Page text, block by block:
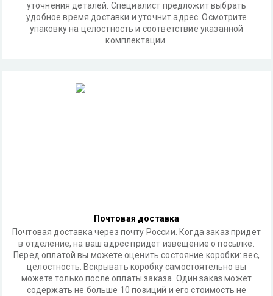
уточнения деталей. Специалист предложит выбрать
удобное время доставки и уточнит адрес. Осмотрите
упаковку на целостность и соответствие указанной
комплектации.
Почтовая доставка
Почтовая доставка через почту России. Когда заказ придет
в отделение, на ваш адрес придет извещение о посылке.
Перед оплатой вы можете оценить состояние коробки: вес,
целостность. Вскрывать коробку самостоятельно вы
можете только после оплаты заказа. Один заказ может
содержать не больше 10 позиций и его стоимость не